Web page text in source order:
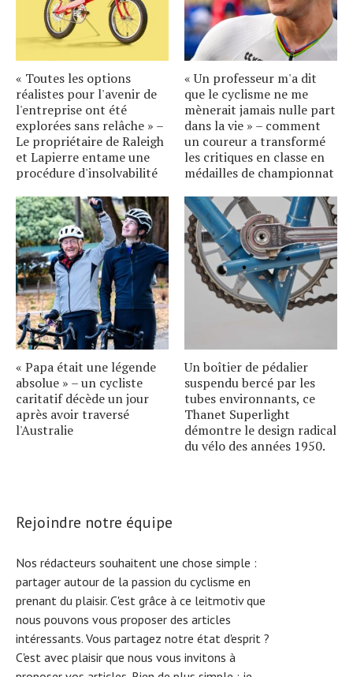
« Toutes les options
réalistes pour l'avenir de
l'entreprise ont été
explorées sans relâche » –
Le propriétaire de Raleigh
et Lapierre entame une
procédure d'insolvabilité
« Un professeur m'a dit
que le cyclisme ne me
mènerait jamais nulle part
dans la vie » – comment
un coureur a transformé
les critiques en classe en
médailles de championnat
« Papa était une légende
absolue » – un cycliste
caritatif décède un jour
après avoir traversé
l'Australie
Un boîtier de pédalier
suspendu bercé par les
tubes environnants, ce
Thanet Superlight
démontre le design radical
du vélo des années 1950.
Rejoindre notre équipe
Nos rédacteurs souhaitent une chose simple :
partager autour de la passion du cyclisme en
prenant du plaisir. C'est grâce à ce leitmotiv que
nous pouvons vous proposer des articles
intéressants. Vous partagez notre état d'esprit ?
C'est avec plaisir que nous vous invitons à